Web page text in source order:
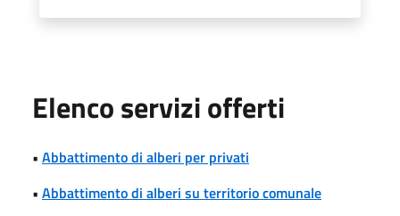
Elenco servizi offerti
• Abbattimento di alberi per privati
• Abbattimento di alberi su territorio comunale